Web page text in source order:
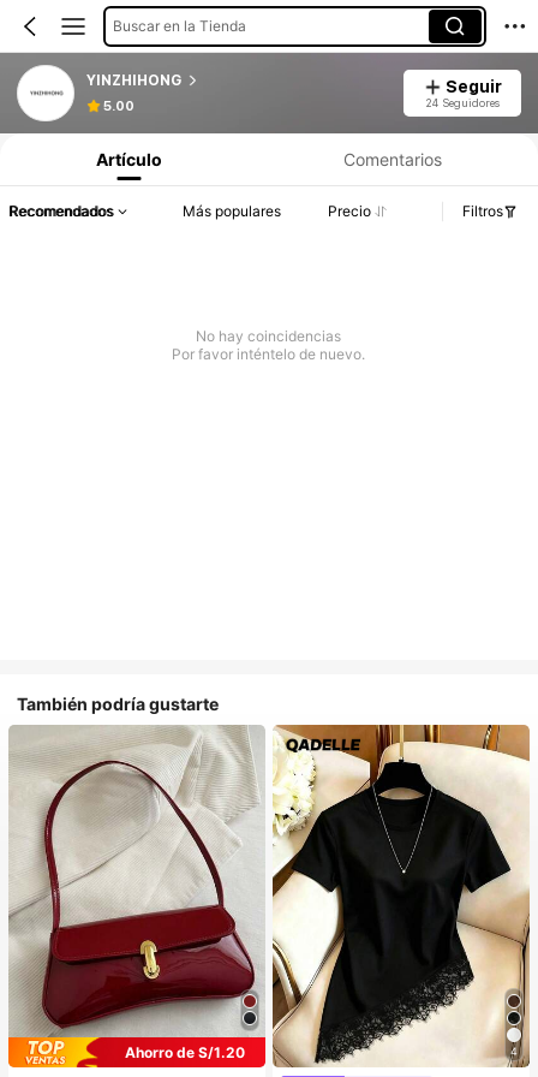
Buscar en la Tienda
YINZHIHONG
5.00
Seguir
24 Seguidores
Artículo Comentarios
Recomendados Más populares Precio Filtros
No hay coincidencias
Por favor inténtelo de nuevo.
También podría gustarte
Ahorro de S/1.20
4